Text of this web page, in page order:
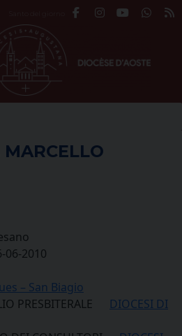
06-2010
– San Biagio
PRESBITERALE
DIOCESI DI